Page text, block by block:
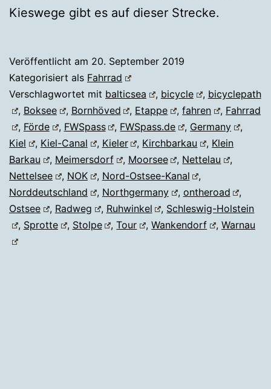
Kieswege gibt es auf dieser Strecke.
Veröffentlicht am 20. September 2019
Kategorisiert als Fahrrad
Verschlagwortet mit balticsea , bicycle , bicyclepath
, Boksee , Bornhöved , Etappe ,fahren , Fahrrad
, Förde , FWSpass , FWSpass.de , Germany
,
Kiel
, Kiel-Canal , Kieler , Kirchbarkau , Klein
Barkau
, Meimersdorf , Moorsee , Nettelau
,
Nettelsee
, NOK , Nord-Ostsee-Kanal
,
Norddeutschland
, Northgermany , ontheroad
,
Ostsee
, Radweg , Ruhwinkel , Schleswig-Holstein
, Sprotte , Stolpe ,Tour ,Wankendorf , Warnau